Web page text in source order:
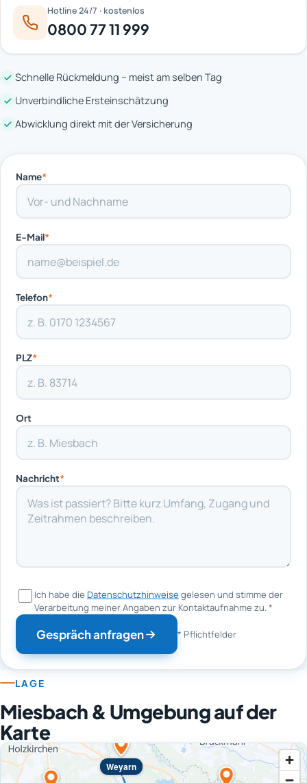
Hotline 24/7 · kostenlos
0800 77 11 999
Schnelle Rückmeldung – meist am selben Tag
Unverbindliche Ersteinschätzung
Abwicklung direkt mit der Versicherung
Name*
E-Mail*
Telefon*
PLZ*
Ort
Nachricht*
Ich habe die Datenschutzhinweise gelesen und stimme der
Verarbeitung meiner Angaben zur Kontaktaufnahme zu.*
Gespräch anfragen * Pflichtfelder
LAGE
Miesbach & Umgebung auf der
Karte
Weyarn